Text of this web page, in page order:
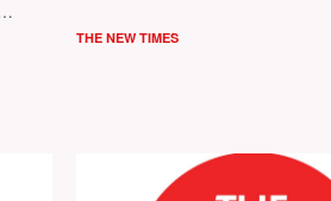
назвать переулок у посольства
THE NEW TIMES